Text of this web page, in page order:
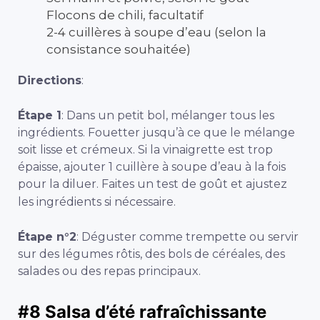
Flocons de chili, facultatif
2-4 cuillères à soupe d’eau (selon la
consistance souhaitée)
Directions:
Étape 1: Dans un petit bol, mélanger tous les
ingrédients. Fouetter jusqu’à ce que le mélange
soit lisse et crémeux. Si la vinaigrette est trop
épaisse, ajouter 1 cuillère à soupe d’eau à la fois
pour la diluer. Faites un test de goût et ajustez
les ingrédients si nécessaire.
Étape n°2: Déguster comme trempette ou servir
sur des légumes rôtis, des bols de céréales, des
salades ou des repas principaux.
#8 Salsa d’été rafraîchissante